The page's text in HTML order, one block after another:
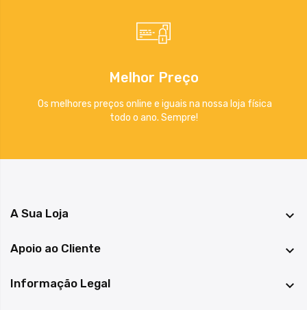
Melhor Preço
Os melhores preços online e iguais na nossa loja física
todo o ano. Sempre!
A Sua Loja 
Apoio ao Cliente 
Informação Legal 